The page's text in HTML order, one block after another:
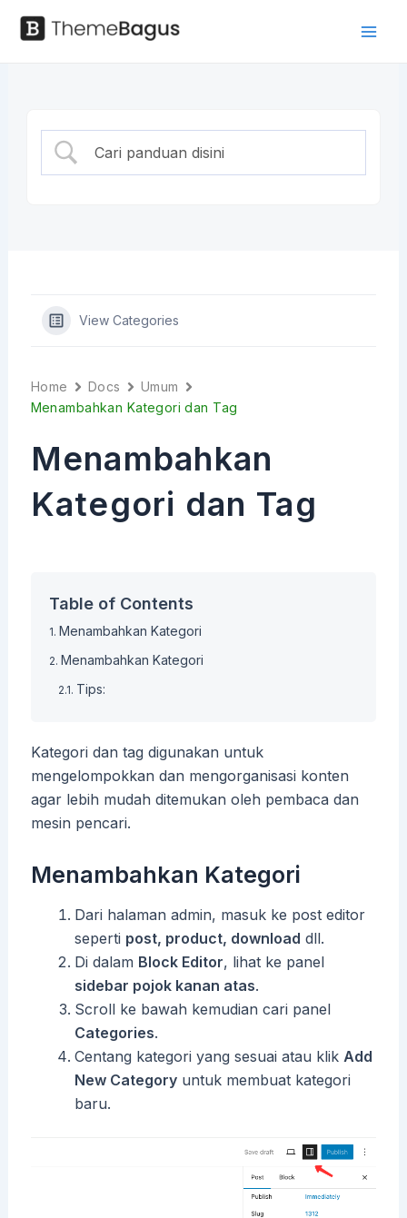
Skip
View Categories
Home Docs
Umum
Menambahkan Kategori dan Tag
Menambahkan
Kategori dan Tag
Table of Contents
Menambahkan Kategori
Menambahkan Kategori
Tips:
Kategori dan tag digunakan untuk
mengelompokkan dan mengorganisasi konten
agar lebih mudah ditemukan oleh pembaca dan
mesin pencari.
Menambahkan Kategori
Dari halaman admin, masuk ke post editor
seperti post, product, download dll.
Di dalam Block Editor, lihat ke panel
sidebar pojok kanan atas.
Scroll ke bawah kemudian cari panel
Categories.
Centang kategori yang sesuai atau klik Add
New Categoryuntuk membuat kategori
baru.